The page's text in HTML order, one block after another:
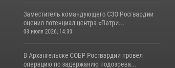
Заместитель командующего СЗО Росгвардии
оценил потенциал центра «Патри...
03 июля 2026, 14:30
В Архангельске СОБР Росгвардии провел
операцию по задержанию подозрева...